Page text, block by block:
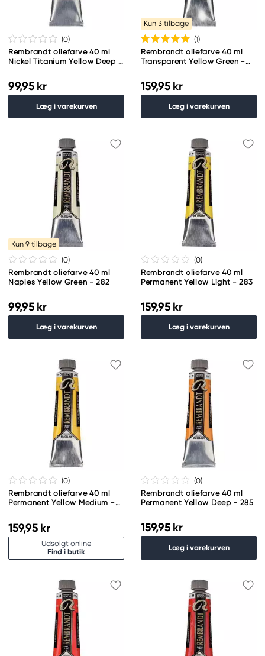
(0)
Rembrandt oliefarve 40 ml
Nickel Titanium Yellow Deep -
99,95 kr
Læg i varekurven
Kun 3 tilbage
(1)
Rembrandt oliefarve 40 ml
Transparent Yellow Green -
159,95 kr
Læg i varekurven
Kun 9 tilbage
(0)
Rembrandt oliefarve 40 ml
Naples Yellow Green - 282
99,95 kr
Læg i varekurven
(0)
Rembrandt oliefarve 40 ml
Permanent Yellow Light - 283
159,95 kr
Læg i varekurven
(0)
Rembrandt oliefarve 40 ml
Permanent Yellow Medium -
159,95 kr
Udsolgt online
Find i butik
(0)
Rembrandt oliefarve 40 ml
Permanent Yellow Deep - 285
159,95 kr
Læg i varekurven